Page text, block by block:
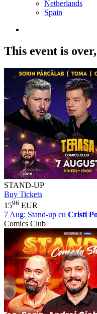
Netherlands
Spain
This event is over,
STAND-UP
Buy Tickets
1596 EUR
7 Aug: Stand-up cu Cristi
Comics Club